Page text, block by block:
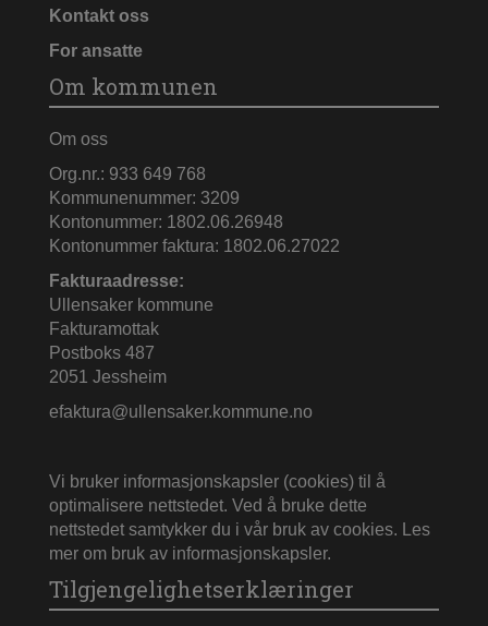
Kontakt oss
For ansatte
Om kommunen
Om oss
Org.nr.: 933 649 768
Kommunenummer: 3209
Kontonummer: 1802.06.26948
Kontonummer faktura: 1802.06.27022
Fakturaadresse:
Ullensaker kommune
Fakturamottak
Postboks 487
2051 Jessheim
efaktura@ullensaker.kommune.no
Vi bruker informasjonskapsler (cookies) til å
optimalisere nettstedet. Ved å bruke dette
nettstedet samtykker du i vår bruk av cookies.
Les
mer om bruk av informasjonskapsler.
Tilgjengelighetserklæringer